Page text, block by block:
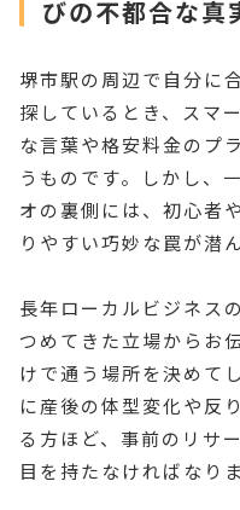
びの不都合な真
堺市駅の周辺で自分に
探しているとき、スマ
な言葉や格安料金のプ
うものです。しかし、
オの裏側には、初心者
りやすい巧妙な罠が潜
長年ローカルビジネス
つめてきた立場からお
けで通う場所を決めて
に産後の体型変化や反
る方ほど、事前のリサ
目を持たなければなり